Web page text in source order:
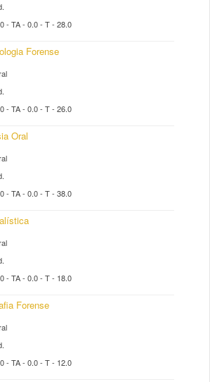
- TA - 0.0 - T - 28.0
Forense
- TA - 0.0 - T - 26.0
Oral
- TA - 0.0 - T - 38.0
- TA - 0.0 - T - 18.0
Forense
- TA - 0.0 - T - 12.0